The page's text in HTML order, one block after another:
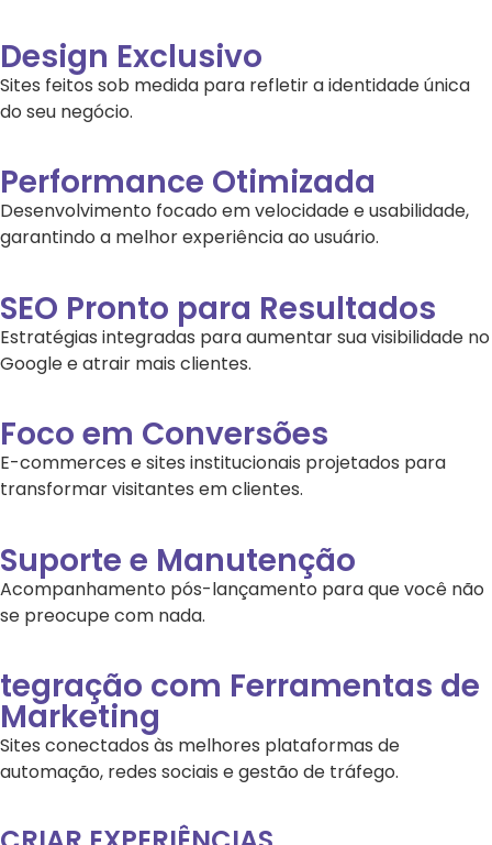
Design Exclusivo
Sites feitos sob medida para refletir a identidade única
do seu negócio.
Performance Otimizada
Desenvolvimento focado em velocidade e usabilidade,
garantindo a melhor experiência ao usuário.
SEO Pronto para Resultados
Estratégias integradas para aumentar sua visibilidade no
Google e atrair mais clientes.
Foco em Conversões
E-commerces e sites institucionais projetados para
transformar visitantes em clientes.
Suporte e Manutenção
Acompanhamento pós-lançamento para que você não
se preocupe com nada.
tegração com Ferramentas de
Marketing
Sites conectados às melhores plataformas de
automação, redes sociais e gestão de tráfego.